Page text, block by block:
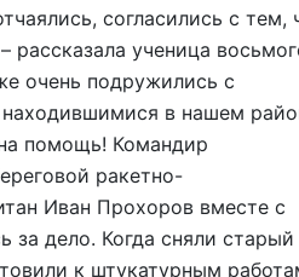
согласились с тем,
рассказала ученица
очень подружились с
в нашем
помощь! Командир
ракетно-
Иван Прохоров вместе с
за дело. Когда сняли старый
к штукатурным